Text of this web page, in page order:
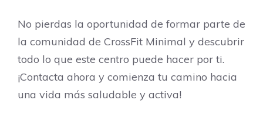
No pierdas la oportunidad de formar parte de
la comunidad de CrossFit Minimal y descubrir
todo lo que este centro puede hacer por ti.
¡Contacta ahora y comienza tu camino hacia
una vida más saludable y activa!